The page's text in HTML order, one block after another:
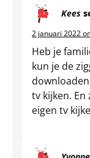
Kees
2 januari 2022
Heb je
kun je de
tv kijken.
eigen tv